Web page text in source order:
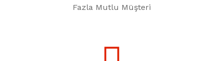
Fazla Mutlu Müşteri